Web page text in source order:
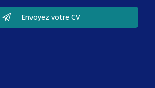
Envoyez votre CV